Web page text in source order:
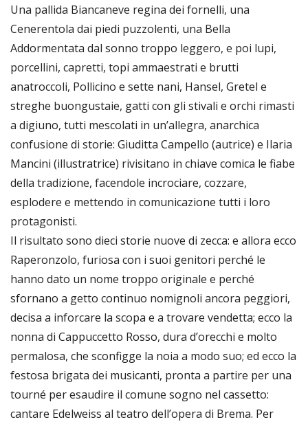
Una pallida Biancaneve regina dei fornelli, una
Cenerentola dai piedi puzzolenti, una Bella
Addormentata dal sonno troppo leggero, e poi lupi,
porcellini, capretti, topi ammaestrati e brutti
anatroccoli, Pollicino e sette nani, Hansel, Gretel e
streghe buongustaie, gatti con gli stivali e orchi rimasti
a digiuno, tutti mescolati in un’allegra, anarchica
confusione di storie: Giuditta Campello (autrice) e Ilaria
Mancini (illustratrice) rivisitano in chiave comica le fiabe
della tradizione, facendole incrociare, cozzare,
esplodere e mettendo in comunicazione tutti i loro
protagonisti.
Il risultato sono dieci storie nuove di zecca: e allora ecco
Raperonzolo, furiosa con i suoi genitori perché le
hanno dato un nome troppo originale e perché
sfornano a getto continuo nomignoli ancora peggiori,
decisa a inforcare la scopa e a trovare vendetta; ecco la
nonna di Cappuccetto Rosso, dura d’orecchi e molto
permalosa, che sconfigge la noia a modo suo; ed ecco la
festosa brigata dei musicanti, pronta a partire per una
tourné per esaudire il comune sogno nel cassetto:
cantare Edelweiss al teatro dell’opera di Brema. Per